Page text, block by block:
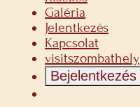
Galéria
Jelentkezés
Kapcsolat
visitszombathely
Bejelentkezés